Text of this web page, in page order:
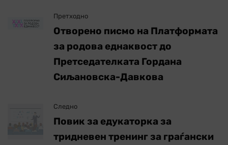
Претходно
Отворено писмо на Платформата
за родова еднаквост до
Претседателката Гордана
Сиљановска-Давкова
Следно
Повик за едукаторка за
тридневен тренинг за граѓански